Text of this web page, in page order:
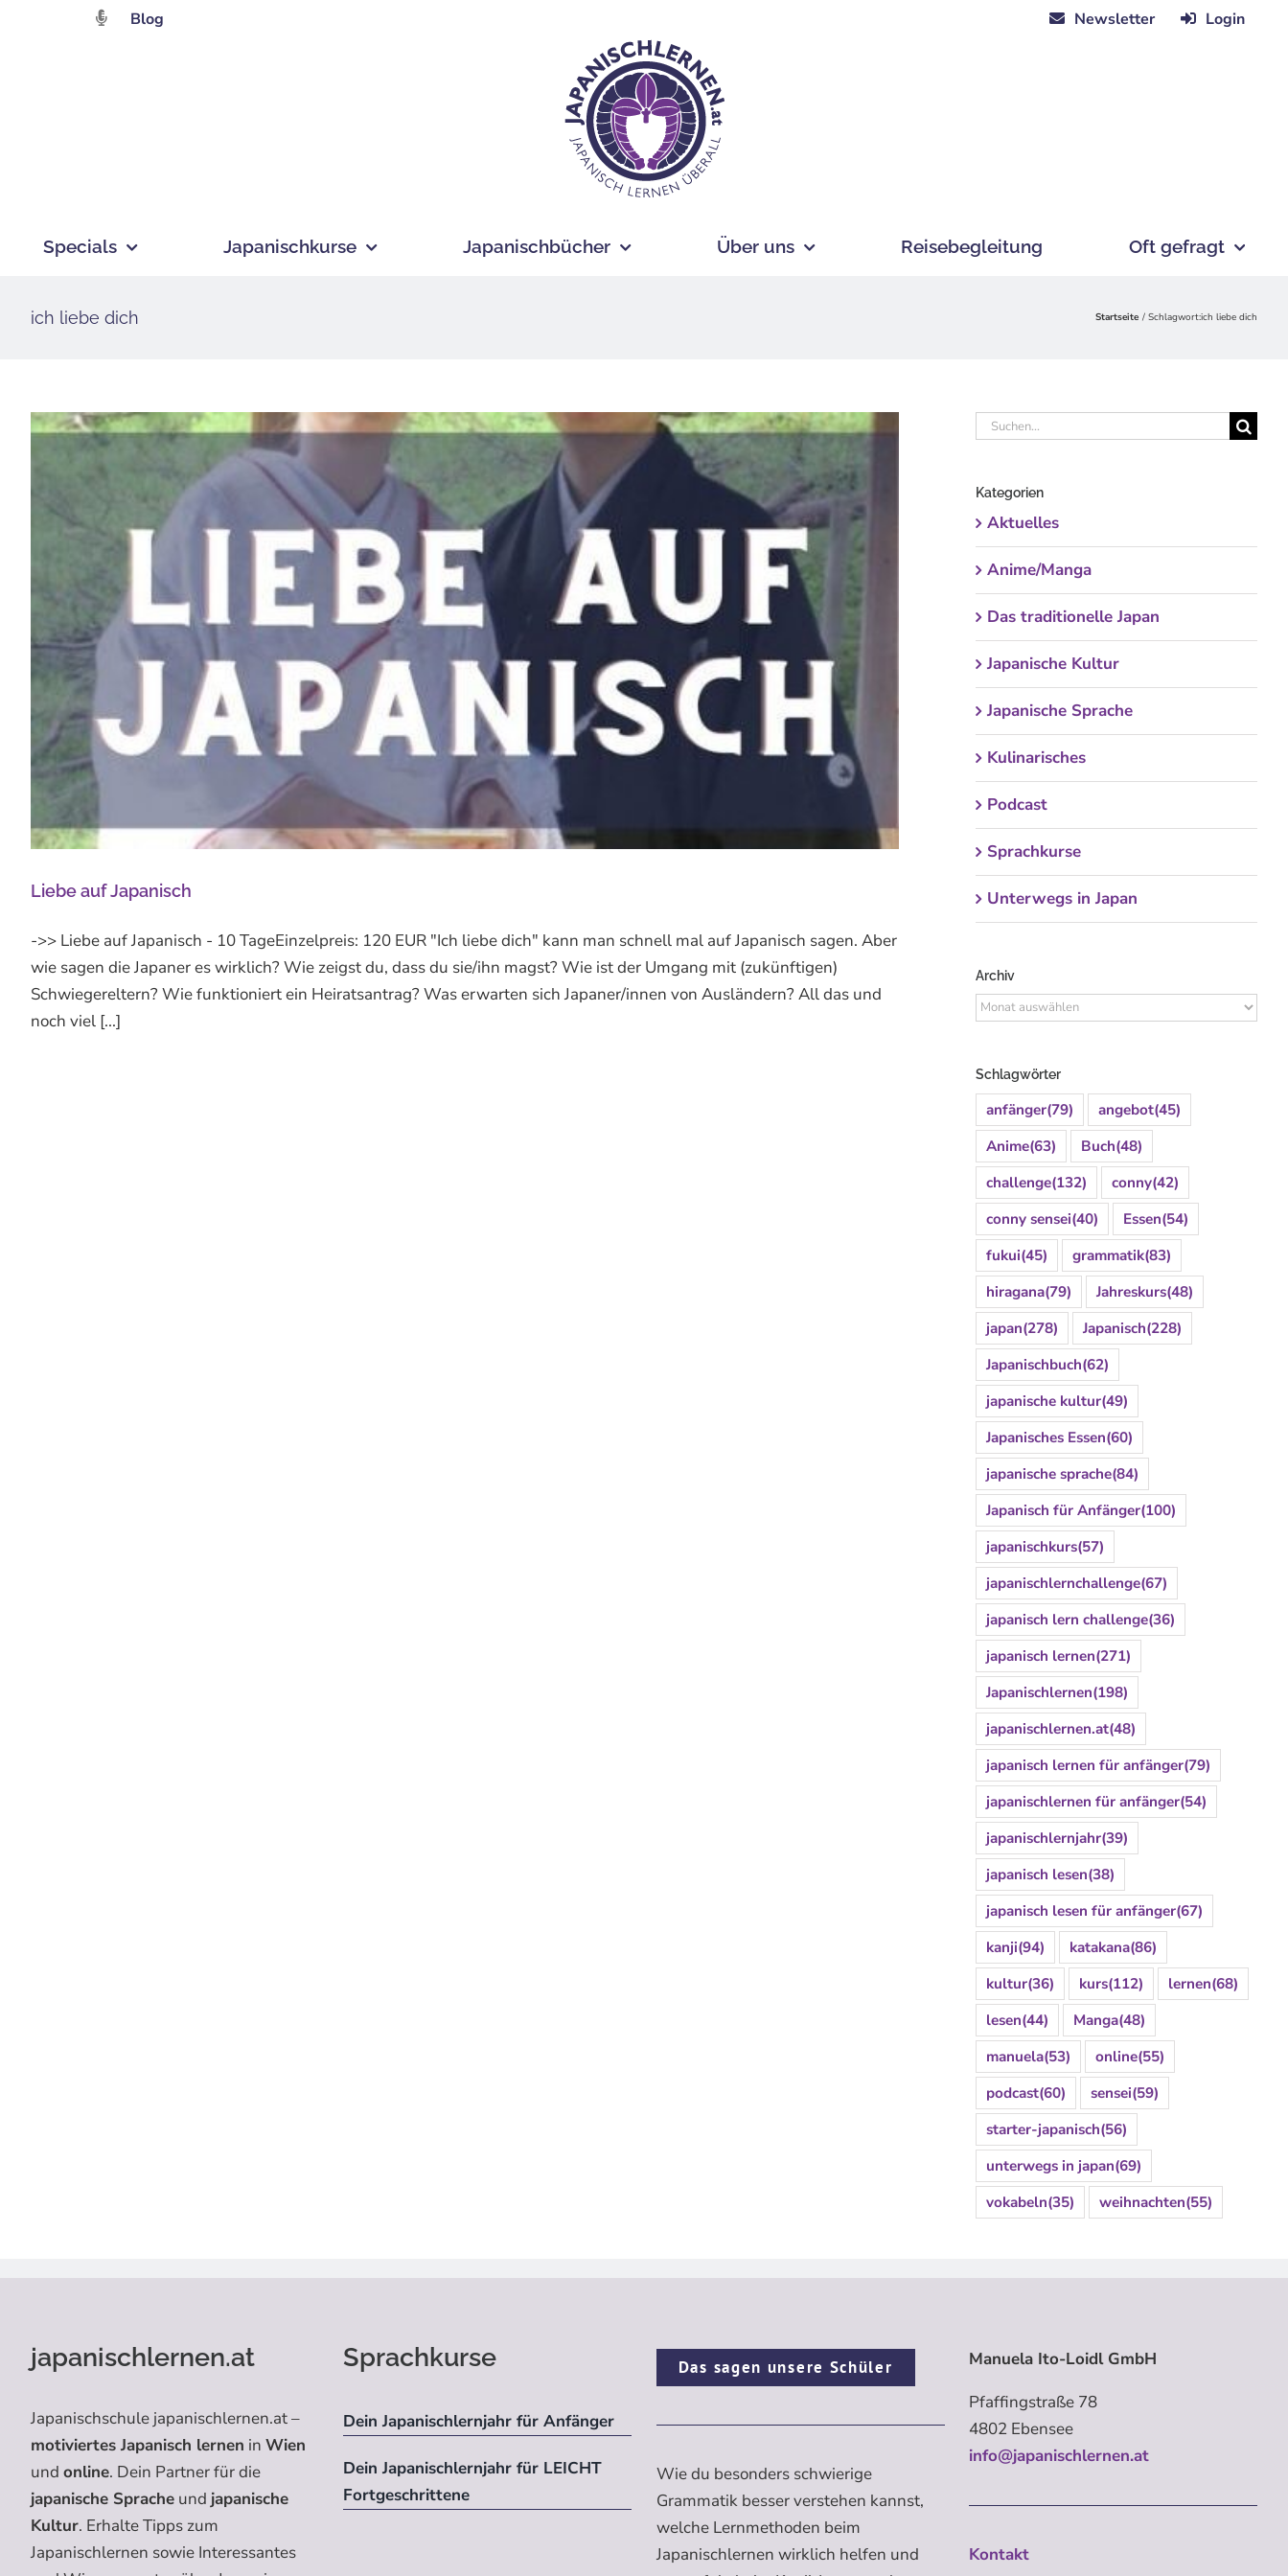
Blog Newsletter Login
Specials Japanischkurse Japanischbücher Über uns Reisebegleitung Oft gefragt
ich liebe dich Startseite Schlagwort:ich liebe dich
Liebe auf Japanisch
->> Liebe auf Japanisch - 10 TageEinzelpreis: 120 EUR "Ich liebe dich" kann man schnell mal auf Japanisch sagen. Aber
wie sagen die Japaner es wirklich? Wie zeigst du, dass du sie/ihn magst? Wie ist der Umgang mit (zukünftigen)
Schwiegereltern? Wie funktioniert ein Heiratsantrag? Was erwarten sich Japaner/innen von Ausländern? All das und
noch viel [...]
Suche
Kategorien
Aktuelles
Anime/Manga
Das traditionelle Japan
Japanische Kultur
Japanische Sprache
Kulinarisches
Podcast
Sprachkurse
Unterwegs in Japan
Archiv
Archiv
Schlagwörter
anfänger(79) angebot(45)
Anime(63) Buch(48)
challenge(132) conny(42)
conny sensei(40) Essen(54)
fukui(45) grammatik(83)
hiragana(79) Jahreskurs(48)
japan(278) Japanisch(228)
Japanischbuch(62)
japanische kultur(49)
Japanisches Essen(60)
japanische sprache(84)
Japanisch für Anfänger(100)
japanischkurs(57)
japanischlernchallenge(67)
japanisch lern challenge(36)
japanisch lernen(271)
Japanischlernen(198)
japanischlernen.at(48)
japanisch lernen für anfänger(79)
japanischlernen für anfänger(54)
japanischlernjahr(39)
japanisch lesen(38)
japanisch lesen für anfänger(67)
kanji(94) katakana(86)
kultur(36) kurs(112) lernen(68)
lesen(44) Manga(48)
manuela(53) online(55)
podcast(60) sensei(59)
starter-japanisch(56)
unterwegs in japan(69)
vokabeln(35) weihnachten(55)
japanischlernen.at
Japanischschule japanischlernen.at –
motiviertes Japanisch lernen in Wien
und online. Dein Partner für die
japanische Spracheund japanische
Kultur. Erhalte Tipps zum
Japanischlernen sowie Interessantes
Sprachkurse
Dein Japanischlernjahr für Anfänger
Dein Japanischlernjahr für LEICHT
Fortgeschrittene
Das sagen unsere Schüler
Wie du besonders schwierige
Grammatik besser verstehen kannst,
welche Lernmethoden beim
Japanischlernen wirklich helfen und
Manuela Ito-Loidl GmbH
Pfaffingstraße 78
4802 Ebensee
info@japanischlernen.at
Kontakt